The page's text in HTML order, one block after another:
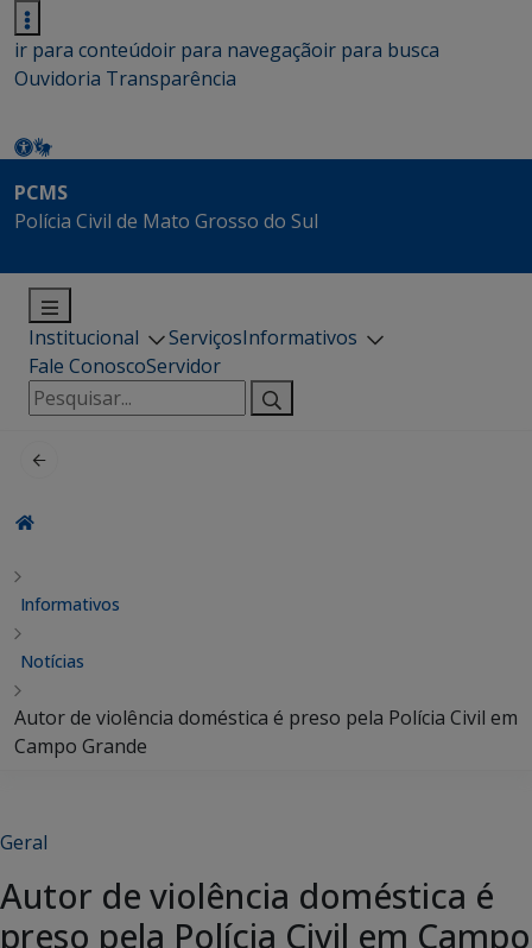
ir para conteúdoir para navegaçãoir para busca
Ouvidoria Transparência
PCMS
Polícia Civil de Mato Grosso do Sul
Institucional ServiçosInformativos
Fale ConoscoServidor
Pesquisar
por:
Informativos
Notícias
Autor de violência doméstica é preso pela Polícia Civil em
Campo Grande
Geral
Autor de violência doméstica é
preso pela Polícia Civil em Campo